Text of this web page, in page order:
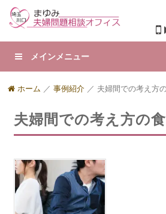
メインメニュー
ホーム ／事例紹介 ／ 夫婦間での考え方
夫婦間での考え方の